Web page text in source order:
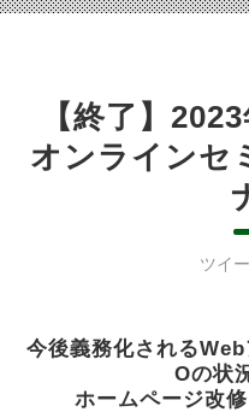
EC資
【終了】
オンラインセ
ツイ
今後義務化される
Oの状
ホームページ改